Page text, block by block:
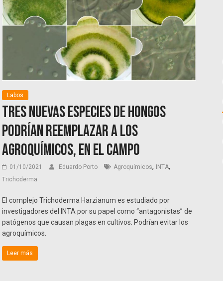
Labos
Tres nuevas especies de hongos
podrían reemplazar a los
agroquímicos, en el campo
01/10/2021 Eduardo Porto Agroquímicos, INTA,
Trichoderma
El complejo Trichoderma Harzianum es estudiado por
investigadores del INTA por su papel como “antagonistas” de
patógenos que causan plagas en cultivos. Podrían evitar los
agroquímicos.
Leer más